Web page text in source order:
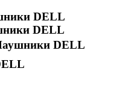
по всей Молдове —
Единец
каждый заказ был
упаковкой и
удобный способ
DELL
DELL
DELL